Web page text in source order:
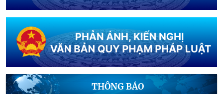
THÔNG BÁO
Thông báo Kết quả tuyển dụng, kết quả trúng
tuyển và hoàn thiện hồ sơ tuyển dụng viên chức
Viện Chiến lược và Khoa học pháp lý năm 2026
Thông báo Về việc gia hạn đăng ký tham gia Lớp
bồi dưỡng kỹ năng tổ chức thi hành văn bản quy
phạm pháp luật (Lớp 2); Lớp bồi dưỡng nghiệp vụ